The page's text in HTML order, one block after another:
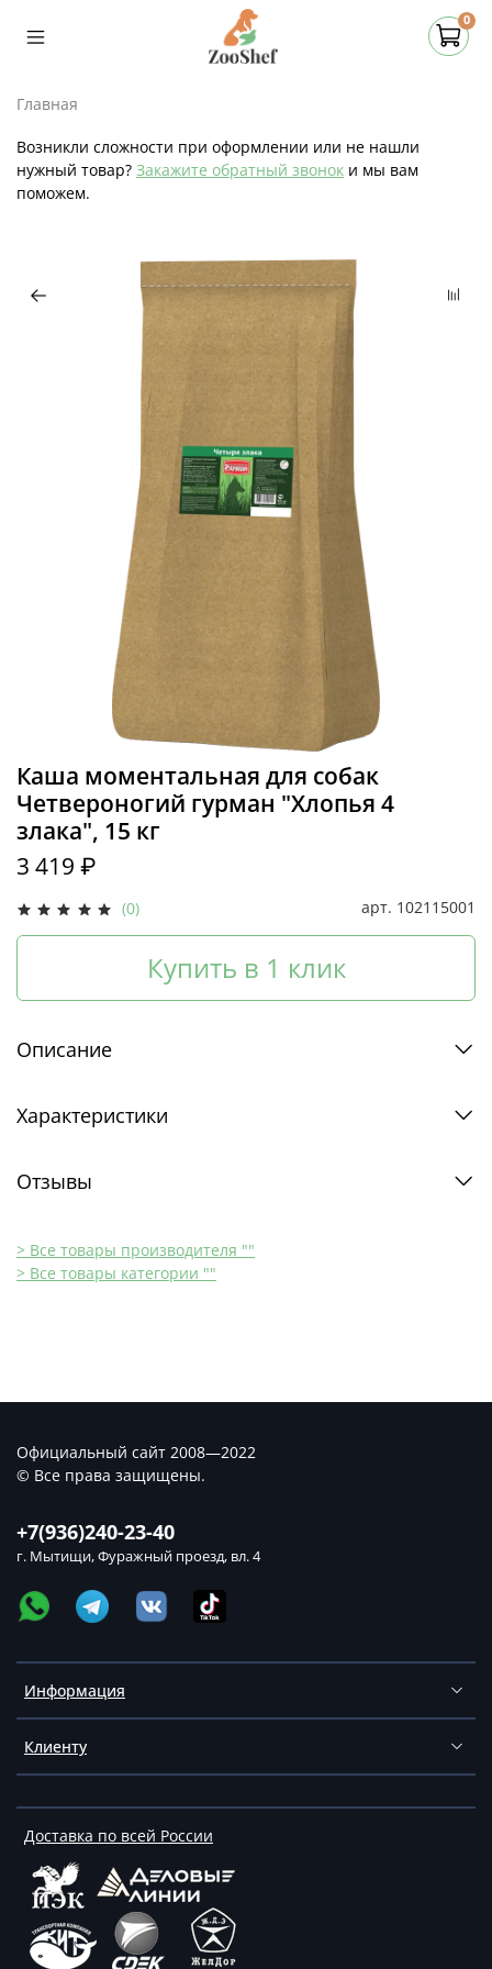
0
Главная
Возникли сложности при оформлении или не нашли
нужный товар? Закажите обратный звонок и мы вам
поможем.
(0) арт. 102115001
Каша моментальная для собак
Четвероногий гурман "Хлопья 4
злака", 15 кг
3 419 ₽
Купить в 1 клик
Описание
Характеристики
Отзывы
> Все товары производителя ""
> Все товары категории ""
Информация
Клиенту
Доставка по всей России
+7(936)240-23-40
г. Мытищи, Фуражный проезд, вл. 4
Официальный сайт 2008—2022
© Все права защищены.